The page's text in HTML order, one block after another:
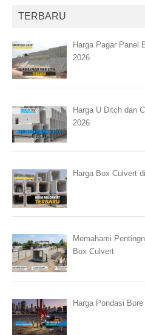
TERBARU
Harga Pagar Panel
2026
Harga U Ditch dan
2026
Harga Box Culvert
Memahami
Box Culvert
Harga Pondasi